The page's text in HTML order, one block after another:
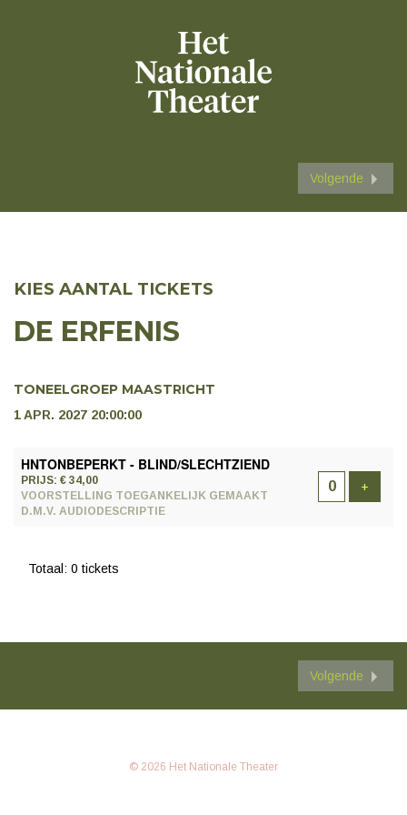
Volgende
KIES AANTAL TICKETS
DE ERFENIS
TONEELGROEP MAASTRICHT
1 APR. 2027 20:00:00
HNTONBEPERKT - BLIND/SLECHTZIEND
PRIJS: € 34,00
VOORSTELLING TOEGANKELIJK GEMAAKT
D.M.V. AUDIODESCRIPTIE
+
Totaal: 0 tickets
Volgende
© 2026 Het Nationale Theater